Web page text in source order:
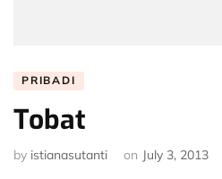
PRIBADI
Tobat
by istianasutanti on July 3, 2013